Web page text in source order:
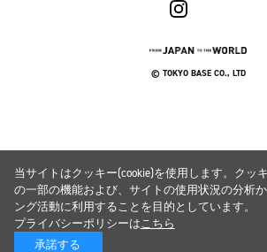
© TOKYO BASE CO., LTD
当サイトはクッキー(cookie)を使用します。クッ
の一部の機能および、サイトの使用状況の分析
ング活動に利用することを目的としています。
プライバシーポリシーはこちら
承諾する